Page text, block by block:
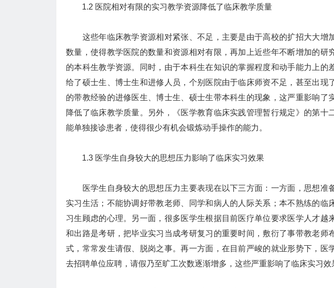
1.2 医院相对有限的实习教学资源降低了临床教学质量
这些年临床教学资源相对紧张、不足，主要是由于高校的扩招大大增
数量，使得教学医院的数量和资源相对有限，再加上近些年不断增加的研
的本科生教学资源。同时，由于本科生在知识的掌握程度和动手能力上的
给了硕士生、博士生和进修人员，个别医院由于临床师资不足，甚至出现
的带教经验的进修医生、博士生、硕士生带本科生的现象，这严重影响了
降低了临床教学质量。另外，《医学教育临床实践管理暂行规定》的第十
能单独接诊患者，使得很少有机会锻炼动手操作的能力。
1.3 医学生自身较大的思想压力影响了临床实习效果
医学生自身较大的思想压力主要表现在以下三方面：一方面，思想准
实习生活；不能协调好带教老师、同学和病人的人际关系；本不熟练的临
习生顾虑的心理。另一面，很多医学生根据目前医疗单位要求医学人才越
和出路是考研，把毕业实习当成考研复习的重要时间，敷衍了事带教老师
式，常常发生请假、脱岗之事。再一方面，在目前严峻的就业形势下，医
去招聘单位应聘，请假乃至旷工次数逐渐增多，这些严重影响了临床实习效